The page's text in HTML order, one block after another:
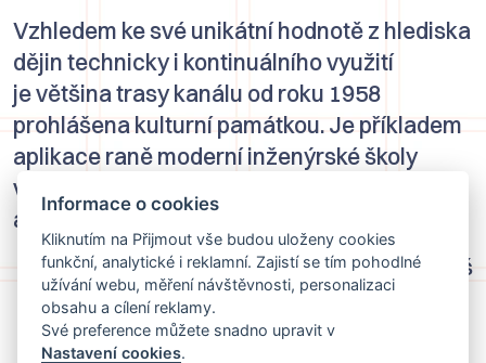
Vzhledem ke své unikátní hodnotě z hlediska
dějin technicky i kontinuálního využití
je většina trasy kanálu od roku 1958
prohlášena kulturní památkou. Je příkladem
aplikace raně moderní inženýrské školy
v oblasti vodního stavitelství
a systematického řešení říční infrastruktury.
Kopáček Tadeáš
Informace o cookies
Kliknutím na Přijmout vše budou uloženy cookies
funkční, analytické i reklamní. Zajistí se tím pohodlné
užívání webu, měření návštěvnosti, personalizaci
obsahu a cílení reklamy.
Své preference můžete snadno upravit v
Nastavení cookies.